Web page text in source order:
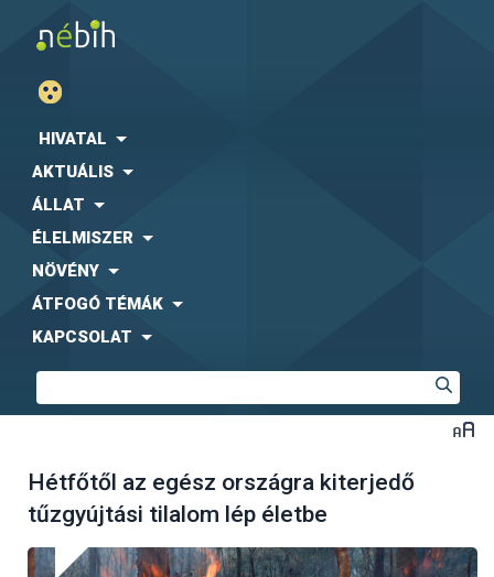
HIVATAL
AKTUÁLIS
ÁLLAT
ÉLELMISZER
NÖVÉNY
ÁTFOGÓ TÉMÁK
KAPCSOLAT
Hétfőtől az egész országra kiterjedő
tűzgyújtási tilalom lép életbe